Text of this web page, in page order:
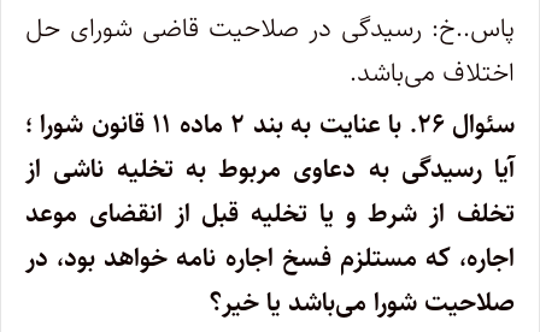
پاس..خ: رسیدگی در صلاحیت قاضی شورای حل
اختلاف می‌باشد.
سئوال ۲۶.
با عنایت به بند ۲ ماده ۱۱ قانون شورا ؛
آیا رسیدگی به دعاوی مربوط به تخلیه ناشی از
تخلف از شرط و یا تخلیه قبل از انقضای موعد
اجاره، که مستلزم فسخ اجاره نامه خواهد بود، در
صلاحیت شورا می‌باشد یا خیر؟